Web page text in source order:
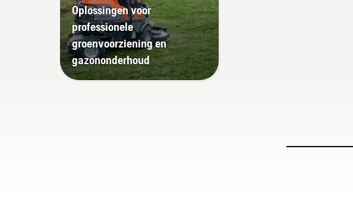
Oplossingen voor
professionele
groenvoorziening en
gazononderhoud